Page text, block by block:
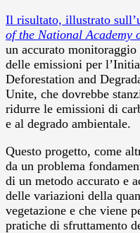
Il risultato, illustrato
of the National Academy
un accurato
delle emissioni per
Deforestation and
Unite, che dovrebbe
ridurre le emissioni di
e al degrado ambientale.
Questo progetto, come
da un problema
di un metodo accurato e
delle variazioni della
vegetazione e che viene
pratiche di sfruttamento